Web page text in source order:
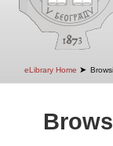
eLibrary Home ➤